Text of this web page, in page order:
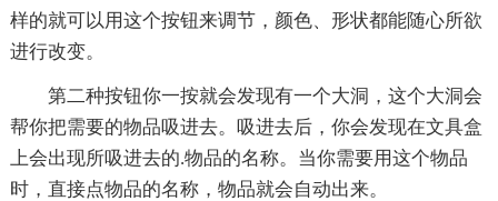
样的就可以用这个按钮来调节，颜色、形状都能随心所欲
进行改变。
第二种按钮你一按就会发现有一个大洞，这个大洞会
帮你把需要的物品吸进去。吸进去后，你会发现在文具盒
上会出现所吸进去的.物品的名称。当你需要用这个物品
时，直接点物品的名称，物品就会自动出来。